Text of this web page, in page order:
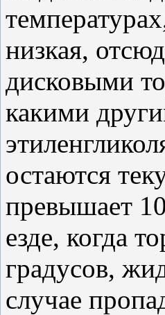
низкая,
дисковыми
какими
остаются
превышает
езде, когда
градусов,
случае